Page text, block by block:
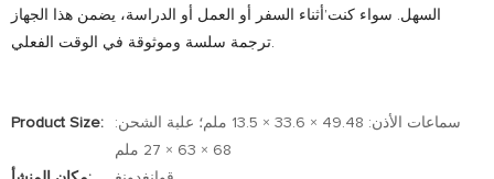
السهل. سواء كنت’أثناء السفر أو العمل أو الدراسة، يضمن هذا الجهاز
ترجمة سلسة وموثوقة في الوقت الفعلي.
Product Size:
سماعات الأذن: 49.48 × 33.6 × 13.5 ملم؛ علبة الشحن:
68 × 63 × 27 ملم